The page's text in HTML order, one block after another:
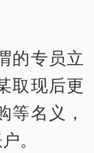
专员立
取现后更
等名义，
。